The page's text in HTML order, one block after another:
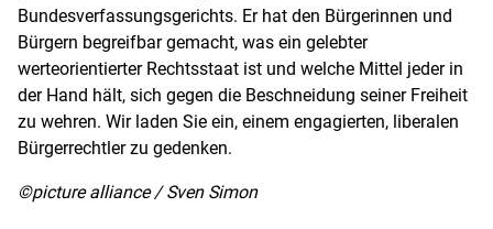
Bundesverfassungsgerichts. Er hat den Bürgerinnen und
Bürgern begreifbar gemacht, was ein gelebter
werteorientierter Rechtsstaat ist und welche Mittel jeder in
der Hand hält, sich gegen die Beschneidung seiner Freiheit
zu wehren. Wir laden Sie ein, einem engagierten, liberalen
Bürgerrechtler zu gedenken.
©picture alliance / Sven Simon